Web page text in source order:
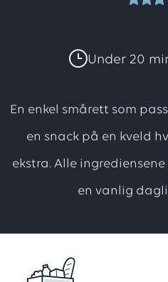
2
Under 20
En enkel smårett som
en snack på en kveld
ekstra. Alle
en vanlig